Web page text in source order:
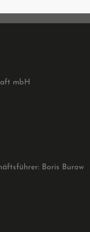
mbH
Boris Burow